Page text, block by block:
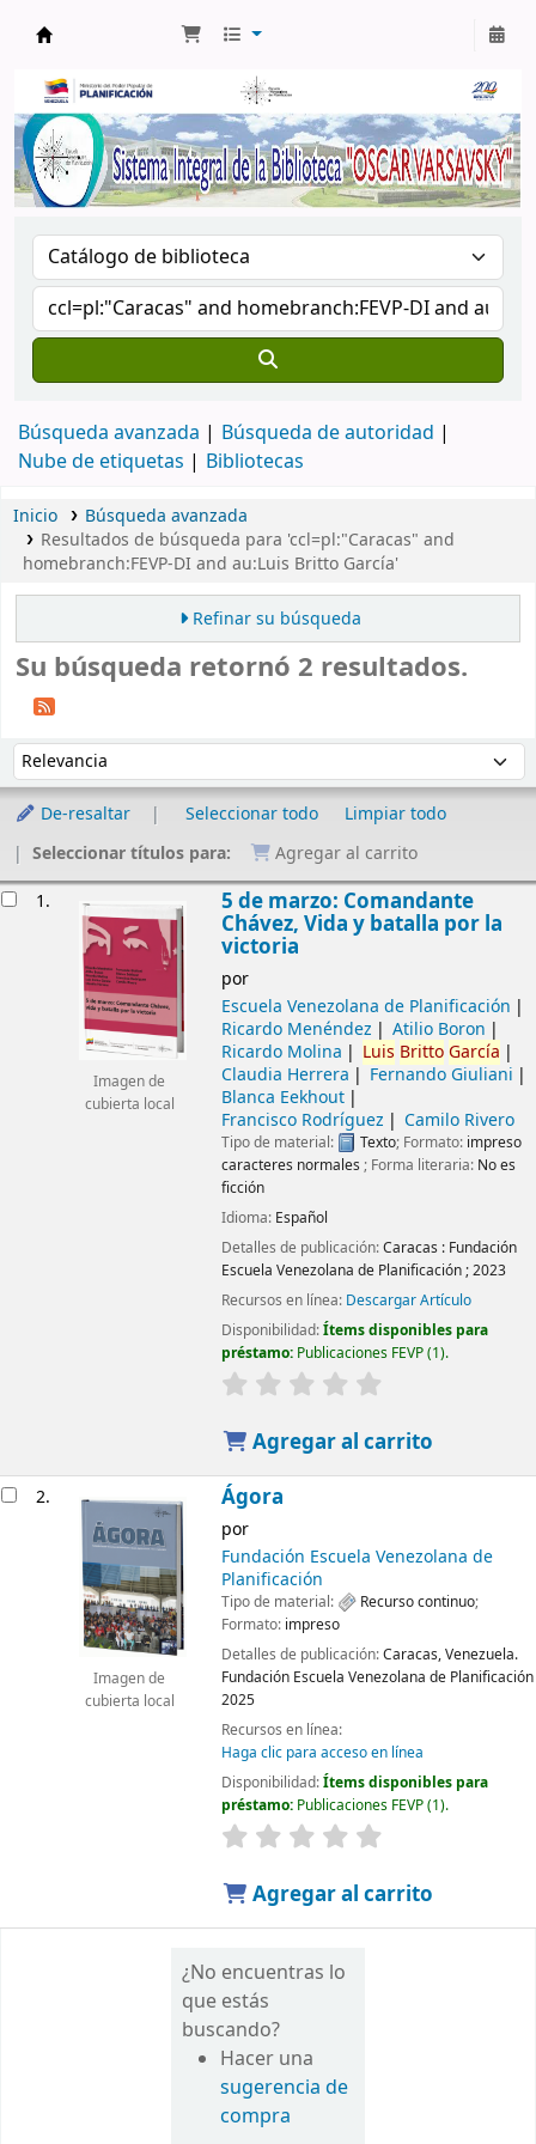
Búsqueda avanzada
Búsqueda de autoridad
Nube de etiquetas
Bibliotecas
Inicio
Búsqueda avanzada
Resultados de búsqueda para 'ccl=pl:"Caracas" and
homebranch:FEVP-DI and au:Luis Britto García'
Refinar su búsqueda
Su búsqueda retornó 2 resultados.
Ordenar por:
De-resaltar Seleccionar todo
Limpiar todo
Seleccionar títulos para:
Agregar al carrito
1.
Imagen de
cubierta local
5 de marzo: Comandante
Chávez, Vida y batalla por la
victoria
por
Escuela Venezolana de Planificación
Ricardo Menéndez
Atilio Boron
Ricardo Molina
Luis Britto García
Claudia Herrera
Fernando Giuliani
Blanca Eekhout
Francisco Rodríguez
Camilo Rivero
Tipo de material: Texto; Formato: impreso
caracteres normales ; Forma literaria: No es
ficción
Idioma: Español
Detalles de publicación:Caracas : Fundación
Escuela Venezolana de Planificación ;2023
Recursos en línea: Descargar Artículo
Disponibilidad:Ítems disponibles para
préstamo: Publicaciones FEVP(1).
Agregar al carrito
2.
Imagen de
cubierta local
Ágora
por
Fundación Escuela Venezolana de
Planificación
Tipo de material: Recurso continuo;
Formato: impreso
Detalles de publicación:Caracas, Venezuela.
Fundación Escuela Venezolana de Planificación
2025
Recursos en línea:
Haga clic para acceso en línea
Disponibilidad:Ítems disponibles para
préstamo: Publicaciones FEVP(1).
Agregar al carrito
¿No encuentras lo
que estás
buscando?
Hacer una
sugerencia de
compra